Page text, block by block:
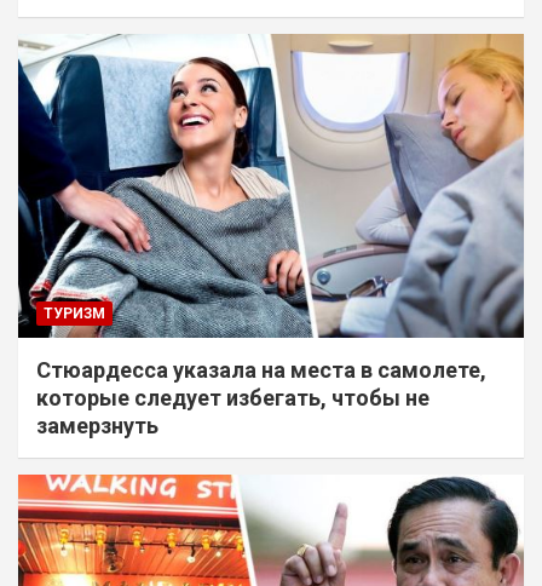
ТУРИЗМ
Стюардесса указала на места в самолете,
которые следует избегать, чтобы не
замерзнуть